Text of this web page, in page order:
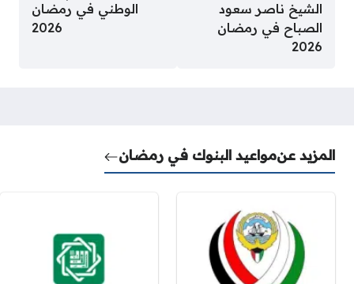
الشيخ ناصر سعود
الصباح في رمضان
2026
الوطني في رمضان
2026
المزيد عنمواعيد البنوك في رمضان